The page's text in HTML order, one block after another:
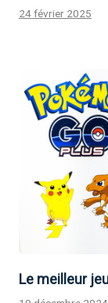
24 février 2025
Le meilleur